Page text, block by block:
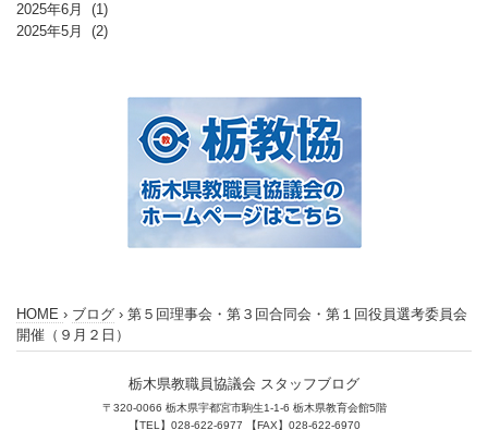
2025年6月
(1)
2025年5月
(2)
HOME › ブログ › 第５回理事会・第３回合同会・第１回役員選考委員会
開催（９月２日）
栃木県教職員協議会 スタッフブログ
〒320-0066 栃木県宇都宮市駒生1-1-6 栃木県教育会館5階
【TEL】028-622-6977 【FAX】028-622-6970